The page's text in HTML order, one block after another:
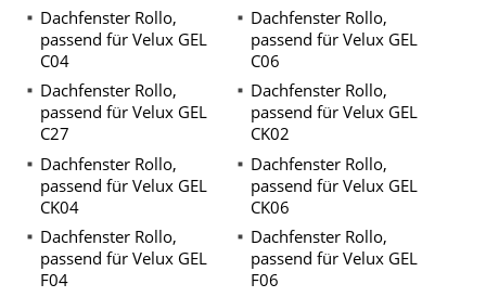
Dachfenster Rollo,
passend für Velux GEL
C04
Dachfenster Rollo,
passend für Velux GEL
C06
Dachfenster Rollo,
passend für Velux GEL
C27
Dachfenster Rollo,
passend für Velux GEL
CK02
Dachfenster Rollo,
passend für Velux GEL
CK04
Dachfenster Rollo,
passend für Velux GEL
CK06
Dachfenster Rollo,
passend für Velux GEL
F04
Dachfenster Rollo,
passend für Velux GEL
F06